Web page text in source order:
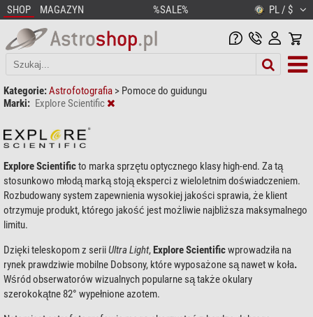
SHOP MAGAZYN %SALE% PL / $
Kategorie:Astrofotografia > Pomoce do guidungu
Marki: Explore Scientific
Explore Scientificto marka sprzętu optycznego klasy high-end. Za tą
stosunkowo młodą marką stoją eksperci z wieloletnim doświadczeniem.
Rozbudowany system zapewnienia wysokiej jakości sprawia, że klient
otrzymuje produkt, którego jakość jest możliwie najbliższa maksymalnego
limitu.
Dzięki teleskopom z seriiUltra Light,Explore Scientificwprowadziła na
rynek prawdziwie mobilne Dobsony, które wyposażone są nawet w koła.
Wśród obserwatorów wizualnych popularne są także okulary
szerokokątne 82° wypełnione azotem.